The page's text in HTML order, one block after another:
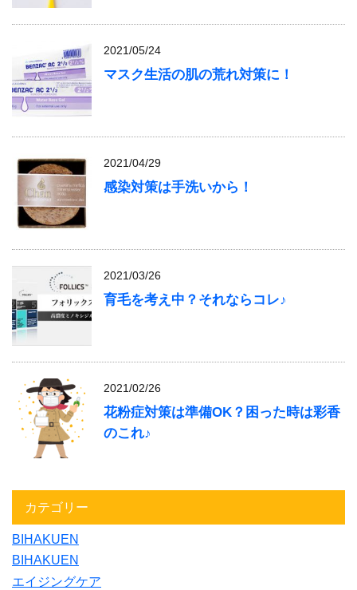
2021/05/24
マスク生活の肌の荒れ対策に！
2021/04/29
感染対策は手洗いから！
2021/03/26
育毛を考え中？それならコレ♪
2021/02/26
花粉症対策は準備OK？困った時は彩香
のこれ♪
カテゴリー
BIHAKUEN
BIHAKUEN
エイジングケア